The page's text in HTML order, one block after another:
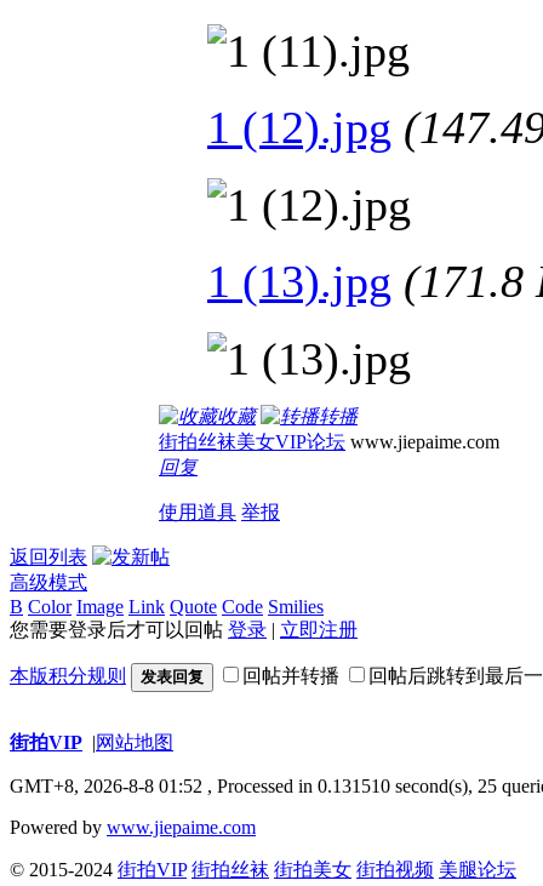
1 (12).jpg
1 (13).jpg (171.8
收藏
转播
街拍丝袜美女VIP论坛 www.jiepaime.com
回复
使用道具 举报
返回列表
高级模式
B Color Image Link Quote Code Smilies
您需要登录后才可以回帖 登录 | 立即注册
本版积分规则 发表回复 回帖并转播 回帖后跳转到最后
街拍VIP |网站地图
GMT+8, 2026-8-8 01:52 , Processed in 0.131510 second(s), 25
Powered by www.jiepaime.com
© 2015-2024 街拍VIP 街拍丝袜 街拍美女 街拍视频 美腿论坛